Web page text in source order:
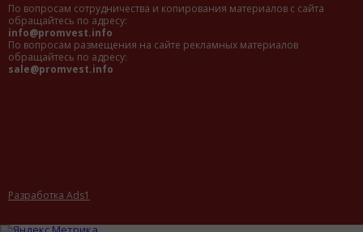
По вопросам сотрудничества и копирования материалов с сайта
обращайтесь по адресу:
info@promvest.info
По вопросам размещения на сайте рекламных материалов
обращайтесь по адресу:
sale@promvest.info
Разработка Ads1